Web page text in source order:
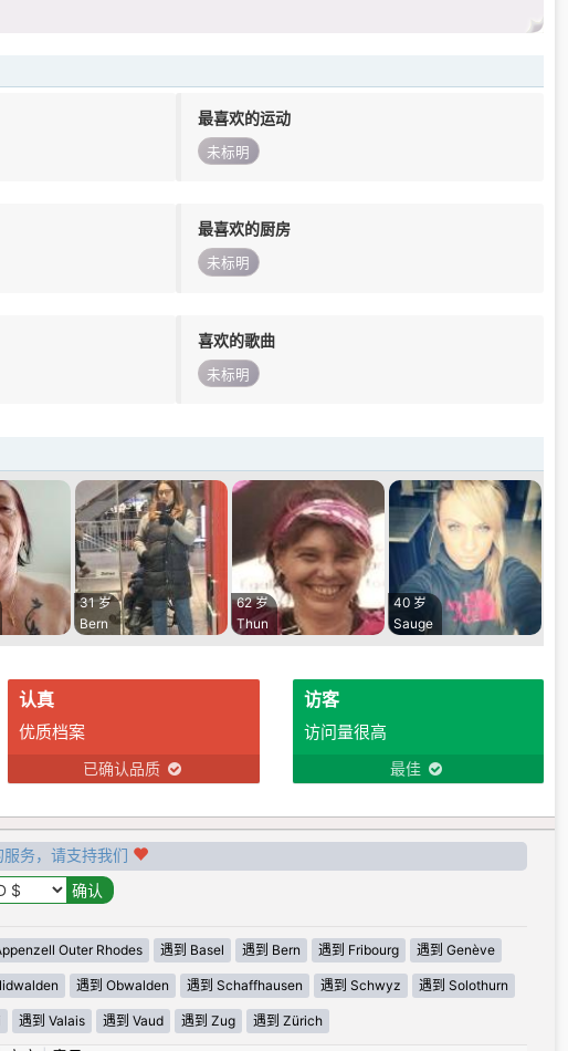
最喜欢的运动
未标明
最喜欢的厨房
未标明
喜欢的歌曲
未标明
31 岁
Bern
62 岁
Thun
40 岁
Sauge
认真
优质档案
已确认品质
访客
访问量很高
最佳
务，请支持我们
Outer Rhodes 遇到 Basel 遇到 Bern 遇到 Fribourg 遇到 Genève
遇到 Obwalden 遇到 Schaffhausen 遇到 Schwyz 遇到 Solothurn
遇到 Valais 遇到 Vaud 遇到 Zug 遇到 Zürich